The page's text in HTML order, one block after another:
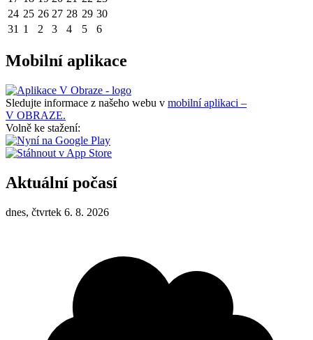
24 25 26 27 28 29 30
31 1 2 3 4 5 6
Mobilní aplikace
Sledujte informace z našeho webu v mobilní aplikaci –
V OBRAZE.
Volně ke stažení:
Aktuální počasí
dnes, čtvrtek 6. 8. 2026